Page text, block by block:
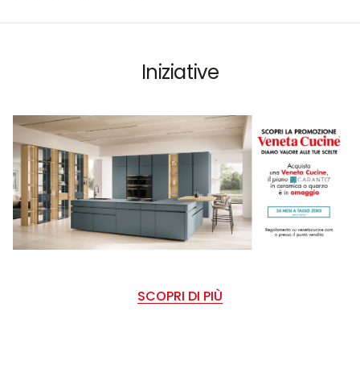
Iniziative
SCOPRI DI PIÙ